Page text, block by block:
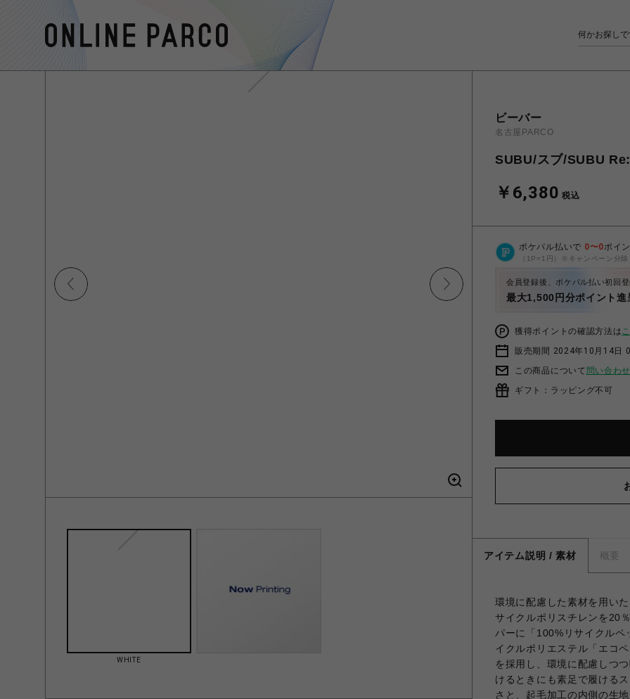
WHITE
ビーバー
名古屋PARCO
SUBU/スブ/SUBU
￥6,380 税込
ポケパル払いで 0〜0ポイ
（1P=1円）※キャンペーン分除
会員登録後、ポケパル払い初回
最大1,500円分ポイント進
獲得ポイントの確認方法は
販売期間 2024年10月14日
この商品について 問い合わ
ギフト：ラッピング不可
アイテム説明 / 素材 概要
環境に配慮した素材を用い
サイクルポリスチレンを20
パーに「100%リサイクル
イクルポリエステル「エコ
を採用し、環境に配慮しつ
けるときにも素足で履ける
さと、起毛加工の内側の生